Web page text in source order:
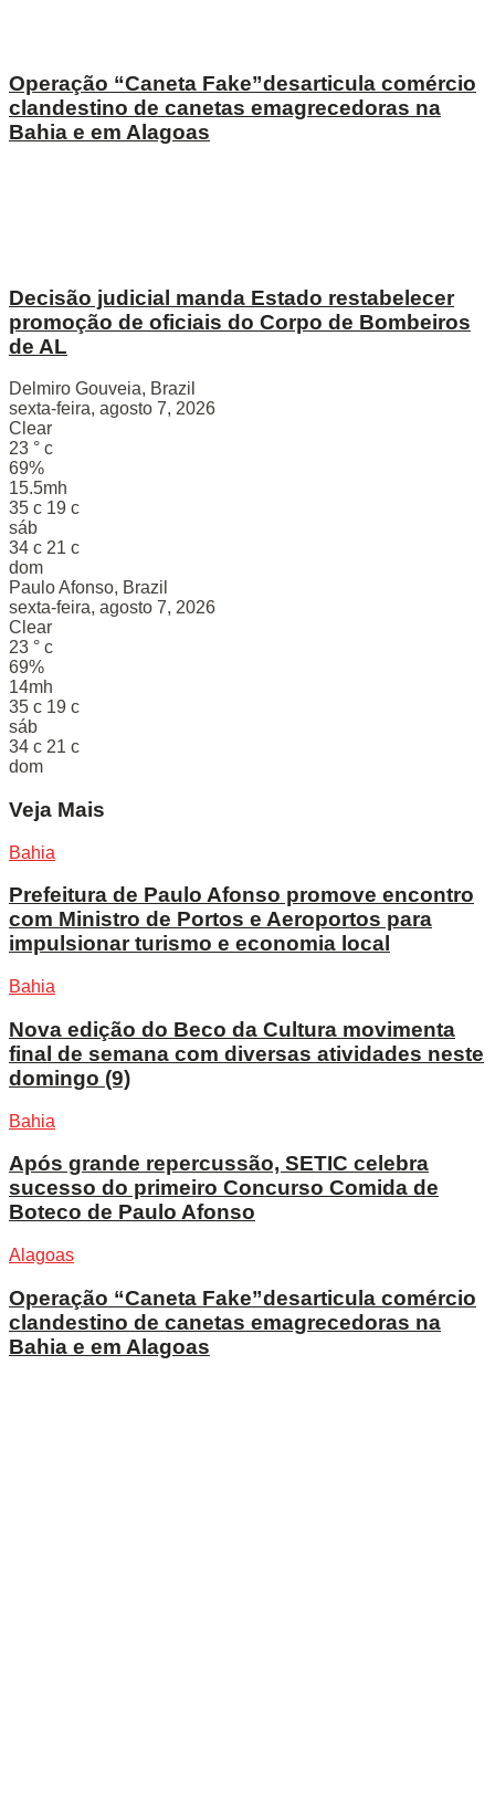
Operação “Caneta Fake”desarticula comércio
clandestino de canetas emagrecedoras na
Bahia e em Alagoas
Decisão judicial manda Estado restabelecer
promoção de oficiais do Corpo de Bombeiros
de AL
Delmiro Gouveia, Brazil
sexta-feira, agosto 7, 2026
Clear
23 ° c
69%
15.5mh
35 c 19 c
sáb
34 c 21 c
dom
Paulo Afonso, Brazil
sexta-feira, agosto 7, 2026
Clear
23 ° c
69%
14mh
35 c 19 c
sáb
34 c 21 c
dom
Veja Mais
Bahia
Prefeitura de Paulo Afonso promove encontro
com Ministro de Portos e Aeroportos para
impulsionar turismo e economia local
Bahia
Nova edição do Beco da Cultura movimenta
final de semana com diversas atividades neste
domingo (9)
Bahia
Após grande repercussão, SETIC celebra
sucesso do primeiro Concurso Comida de
Boteco de Paulo Afonso
Alagoas
Operação “Caneta Fake”desarticula comércio
clandestino de canetas emagrecedoras na
Bahia e em Alagoas